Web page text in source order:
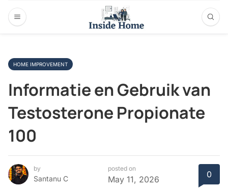
HOME IMPROVEMENT
Informatie en Gebruik van
Testosterone Propionate
100
by
Santanu C
posted on
May 11, 2026 0